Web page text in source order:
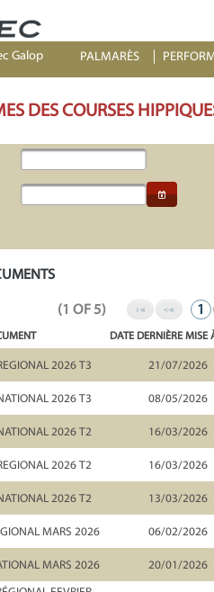
Galop PALMARÈS
DES COURSES
(1 OF 5) 1
DATE DERNIÈRE MISE
2026 T3 21/07/2026
2026 T3 08/05/2026
2026 T2 16/03/2026
2026 T2 16/03/2026
2026 T2 13/03/2026
MARS 2026 06/02/2026
MARS 2026
20/01/2026